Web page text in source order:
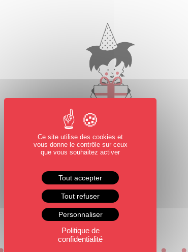
Ce site utilise des cookies et
vous donne le contrôle sur ceux
que vous souhaitez activer
Tout accepter
Tout refuser
Personnaliser
Politique de
confidentialité